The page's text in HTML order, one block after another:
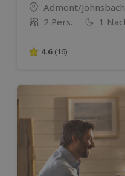
Standort
Admont/Johnsbach
Anzahl der Teilnehmer
2 Pers. 1
4.6 von 5 Sternen
4.6 (16)